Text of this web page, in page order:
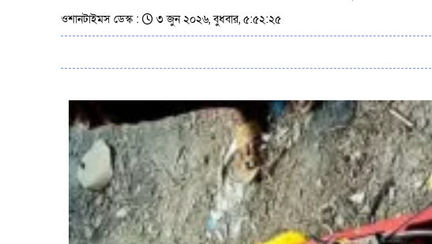
ওশানটাইমস ডেস্ক : ৩ জুন ২০২৬, বুধবার, ৫:৫২:২৫